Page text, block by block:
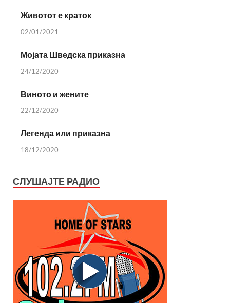
Животот е краток
02/01/2021
Мојата Шведска приказна
24/12/2020
Виното и жените
22/12/2020
Легенда или приказна
18/12/2020
СЛУШАЈТЕ РАДИО